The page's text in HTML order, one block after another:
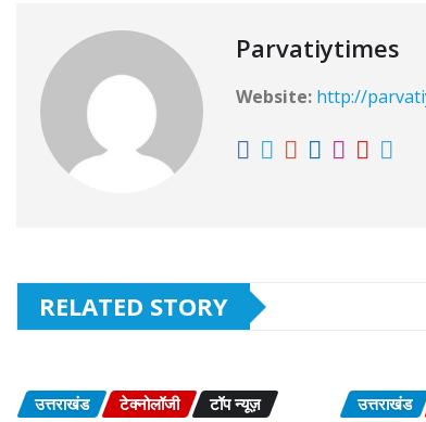
Parvatiytimes
Website: http://
RELATED STORY
उत्तराखंड टेक्नोलॉजी टॉप न्यूज़ उत्तराखंड